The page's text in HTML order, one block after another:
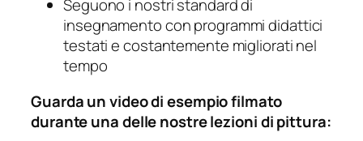
Seguono i nostri standard di
insegnamento con programmi didattici
testati e costantemente migliorati nel
tempo
Guarda un video di esempio filmato
durante una delle nostre lezioni di pittura: